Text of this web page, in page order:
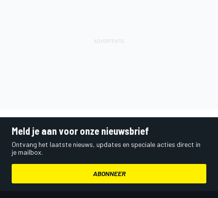
Meld je aan voor onze nieuwsbrief
Ontvang het laatste nieuws, updates en speciale acties direct in
je mailbox.
ABONNEER